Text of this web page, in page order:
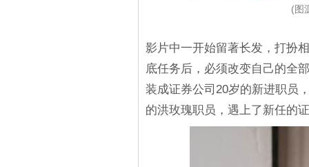
(图
影片中一开始留著长发，打扮
底任务后，必须改变自己的全
装成证券公司20岁的新进职员
的洪玫瑰职员，遇上了新任的